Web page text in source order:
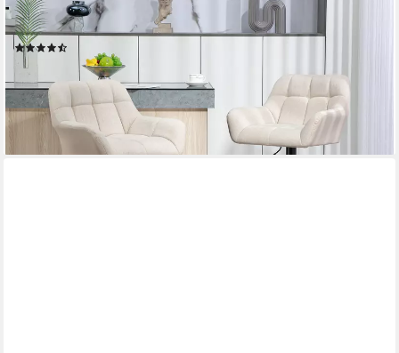
für Bartheke (Bistrohocker, 2 St., Barstuhl), Cremeweiß 57,5 x
52,5 x 93-114 cm
(8)
129,99 € UVP239,90 €
-46%
lieferbar - in 2-3 Werktagen bei dir